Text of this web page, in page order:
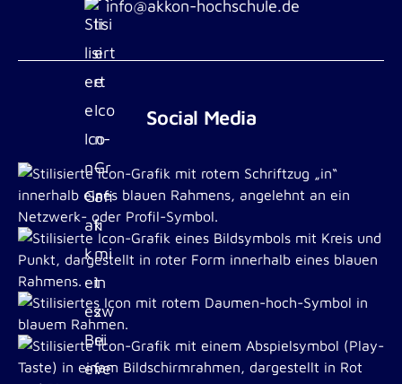
info@akkon-hochschule.de
Social Media